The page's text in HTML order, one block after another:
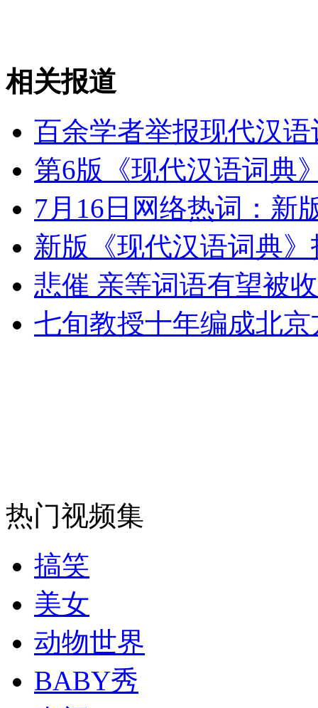
山西运城恶犬咬伤多人 警民合力深夜将其击毙
女孩北京地铁殴打老人 痛下狠手拳打脚踢
无痛分娩是否安全 医生回应
外交部：反对强权政治霸凌主义
走！跟着总书记去植树
消防员救轻生者
相关报道
百余学者举报现代汉
第6版《现代汉语词典
7月16日网络热词：新
新版《现代汉语词典
悲催 亲等词语有望被
七旬教授十年编成北
热门视频集
搞笑
美女
动物世界
BABY秀